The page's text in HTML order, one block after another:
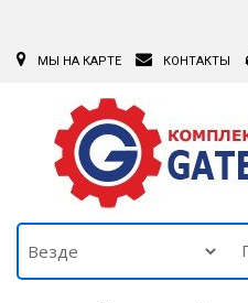
МЫ НА КАРТЕ КОНТАКТЫ